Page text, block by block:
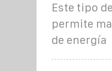
Este tipo
permite
de energía